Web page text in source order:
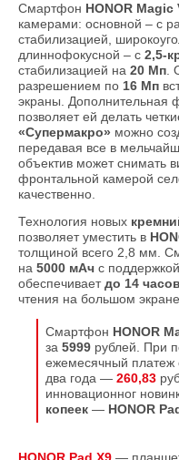
Смартфон HONOR Magic
камерами: основной – с
стабилизацией,
длиннофокусной – с 2,5-
стабилизацией на 20 Мп.
разрешением по 16 Мп
экраны. Дополнительная
позволяет ей делать
«Супермакро» можно
передавая все в
объектив может снимать
фронтальной камерой
качественно.
Технология новых
позволяет уместить в
толщиной всего 2,8 мм.
на 5000 мАч с
обеспечиваетдо 14 часов
чтения на большом
Смартфон HONOR
за 5999 рублей. При
ежемесячный платеж
два года — 260,83
инновационног
копеек — HONOR